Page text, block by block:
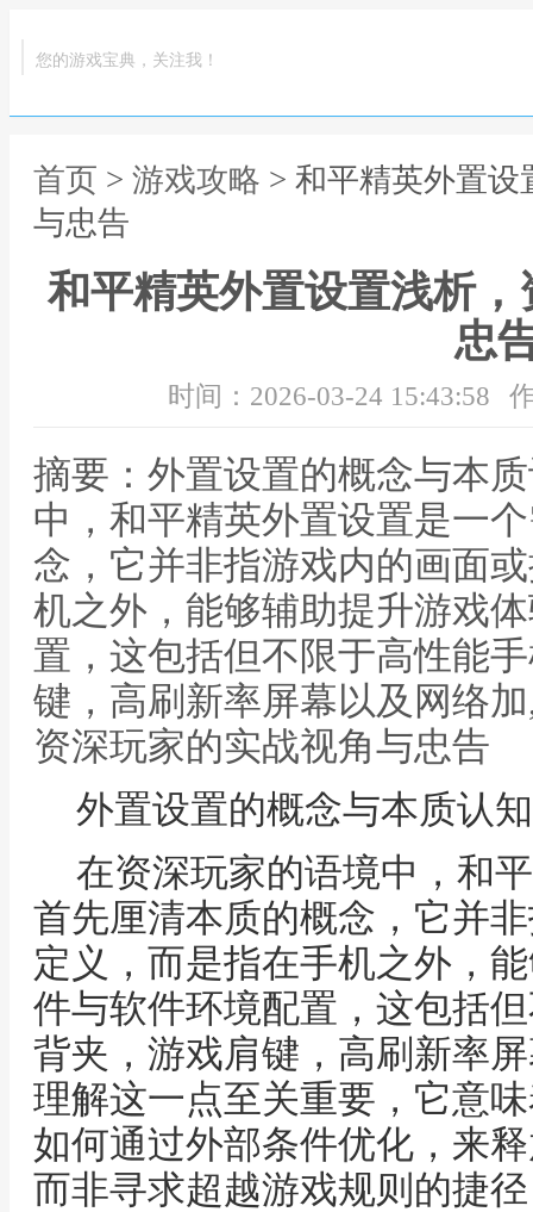
您的游戏宝典，关注我！
首页 > 游戏攻略 > 和平精英外置
与忠告
和平精英外置设置浅析
忠
时间：2026-03-24 15:43:58
摘要：外置设置的概念与本
中，和平精英外置设置是一
念，它并非指游戏内的画面
机之外，能够辅助提升游戏
置，这包括但不限于高性能
键，高刷新率屏幕以及网络
资深玩家的实战视角与忠告
外置设置的概念与本质认知
在资深玩家的语境中，和
首先厘清本质的概念，它并
定义，而是指在手机之外，
件与软件环境配置，这包括
背夹，游戏肩键，高刷新率
理解这一点至关重要，它意
如何通过外部条件优化，来
而非寻求超越游戏规则的捷